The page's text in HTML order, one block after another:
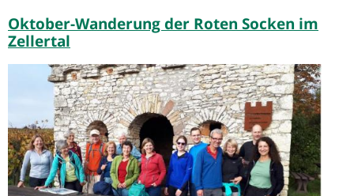
Oktober-Wanderung der Roten Socken im
Zellertal